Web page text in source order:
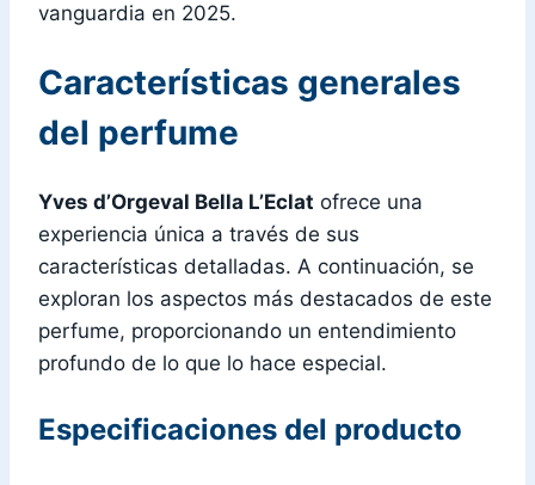
vanguardia en 2025.
Características generales
del perfume
Yves d’Orgeval Bella L’Eclat ofrece una
experiencia única a través de sus
características detalladas. A continuación, se
exploran los aspectos más destacados de este
perfume, proporcionando un entendimiento
profundo de lo que lo hace especial.
Especificaciones del producto